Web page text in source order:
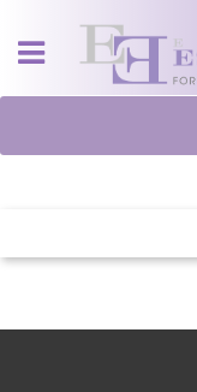
Open menu